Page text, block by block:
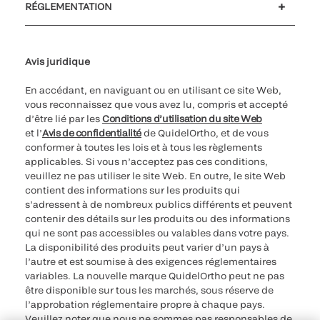
RÉGLEMENTATION
Avis juridique
En accédant, en naviguant ou en utilisant ce site Web,
vous reconnaissez que vous avez lu, compris et accepté
d’être lié par lesConditions d’utilisation du site Web
et l’Avis de confidentialitéde QuidelOrtho, et de vous
conformer à toutes les lois et à tous les règlements
applicables. Si vous n’acceptez pas ces conditions,
veuillez ne pas utiliser le site Web. En outre, le site Web
contient des informations sur les produits qui
s’adressent à de nombreux publics différents et peuvent
contenir des détails sur les produits ou des informations
qui ne sont pas accessibles ou valables dans votre pays.
La disponibilité des produits peut varier d’un pays à
l’autre et est soumise à des exigences réglementaires
variables. La nouvelle marque QuidelOrtho peut ne pas
être disponible sur tous les marchés, sous réserve de
l’approbation réglementaire propre à chaque pays.